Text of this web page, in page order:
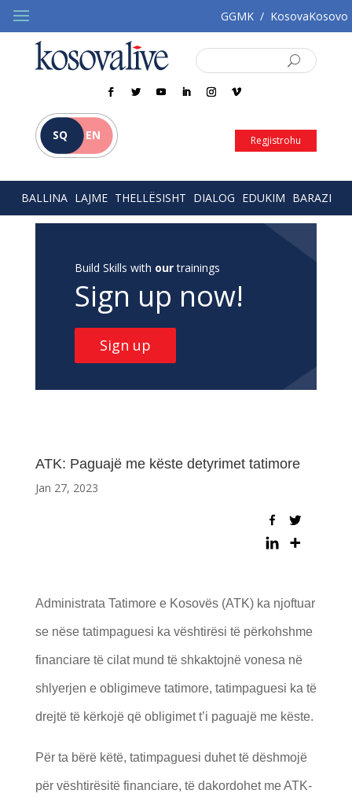
GGMK / KosovaKosovo
SQ EN Regjistrohu
BALLINA LAJME THELLËSISHT DIALOG EDUKIM BARAZI
Build Skills with ourtrainings
Sign up now!
Sign up
ATK: Paguajë me këste detyrimet tatimore
Jan 27, 2023
Administrata Tatimore e Kosovës (ATK) ka njoftuar
se nëse tatimpaguesi ka vështirësi të përkohshme
financiare të cilat mund të shkaktojnë vonesa në
shlyerjen e obligimeve tatimore, tatimpaguesi ka të
drejtë të kërkojë që obligimet t’i paguajë me këste.
Për ta bërë këtë, tatimpaguesi duhet të dëshmojë
për vështirësitë financiare, të dakordohet me ATK-